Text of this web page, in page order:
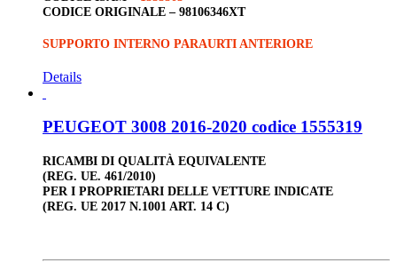
CODICE ORIGINALE – 98106346XT
SUPPORTO INTERNO PARAURTI ANTERIORE
Details
PEUGEOT 3008 2016-2020 codice 1555319
RICAMBI DI QUALITÀ EQUIVALENTE
(REG. UE. 461/2010)
PER I PROPRIETARI DELLE VETTURE INDICATE
(REG. UE 2017 N.1001 ART. 14 C)